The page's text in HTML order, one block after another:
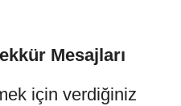
Mesajları
için verdiğiniz